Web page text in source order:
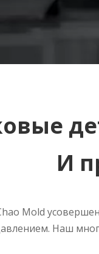
И
Mold
Наш